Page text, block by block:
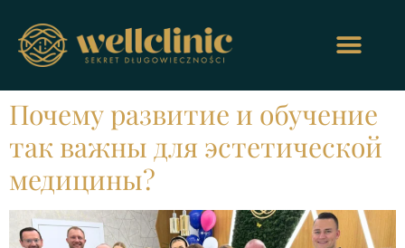
Почему развитие и обучение
так важны для эстетической
медицины?